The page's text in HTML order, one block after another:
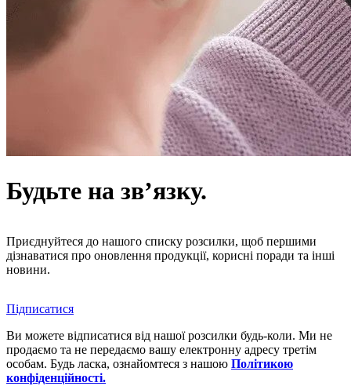
Будьте на зв’язку.
Приєднуйтеся до нашого списку розсилки, щоб першими
дізнаватися про оновлення продукції, корисні поради та інші
новини.
Підписатися
Ви можете відписатися від нашої розсилки будь-коли. Ми не
продаємо та не передаємо вашу електронну адресу третім
особам. Будь ласка, ознайомтеся з нашою Політикою
конфіденційності.